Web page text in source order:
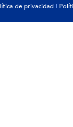
de privacidad |